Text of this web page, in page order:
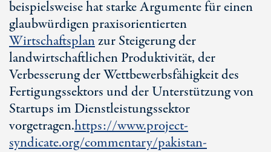
beispielsweise hat starke Argumente für einen
glaubwürdigen praxisorientierten
Wirtschaftsplanzur Steigerung der
landwirtschaftlichen Produktivität, der
Verbesserung der Wettbewerbsfähigkeit des
Fertigungssektors und der Unterstützung von
Startups im Dienstleistungssektor
vorgetragen.https://www.project-
syndicate.org/commentary/pakistan-